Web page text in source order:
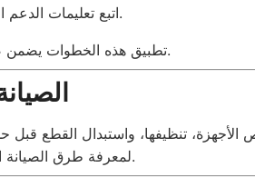
اتبع تعليمات الدعم الفني لتجنب الأعطال المستقبلية.
تطبيق هذه الخطوات يضمن صيانة فعالة وسريعة ويحافظ على جودة الجهاز.
لمعرفة طرق الصيانة.